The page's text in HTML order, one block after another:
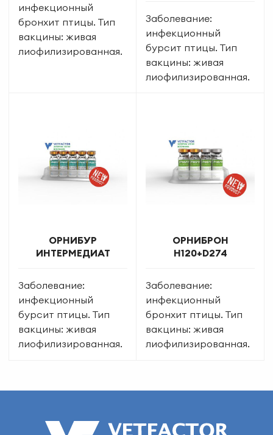
инфекционный
бронхит птицы. Тип
вакцины: живая
лиофилизированная.
Заболевание:
инфекционный
бурсит птицы. Тип
вакцины: живая
лиофилизированная.
ОРНИБУР
ИНТЕРМЕДИАТ
Заболевание:
инфекционный
бурсит птицы. Тип
вакцины: живая
лиофилизированная.
ОРНИБРОН
H120+D274
Заболевание:
инфекционный
бронхит птицы. Тип
вакцины: живая
лиофилизированная.